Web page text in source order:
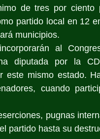
de tres por ciento
partido local en 12
municipios.
al
diputada por la
este mismo estado.
cuando
pugnas
partido hasta su